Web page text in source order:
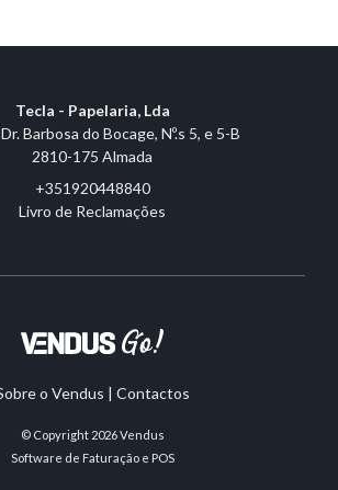
Tecla - Papelaria, Lda
Barbosa do Bocage, Nº.s 5, e 5-B
2810-175 Almada
+351920448840
Livro de Reclamações
o Vendus | Contactos
© Copyright 2026Vendus
Software de Faturação e POS